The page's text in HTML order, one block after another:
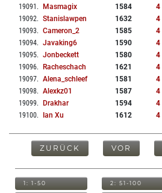
19091 . Masmagix 1584 4
19092. Stanislawpen 1632 4
19093. Cameron_2 1585 4
19094. Javaking6 1590 4
19095. Jonbeckett 1580 4
19096. Racheschach 1621 4
19097. Alena_schleef 1581 4
19098. Alexkz01 1587 4
19099. Drakhar 1594 4
19100. Ian Xu 1612 4
ZURÜCK VOR
1: 1-50 2: 51-100